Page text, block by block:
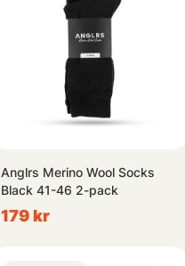
Anglrs Merino Wool Socks
Black 41-46 2-pack
179 kr